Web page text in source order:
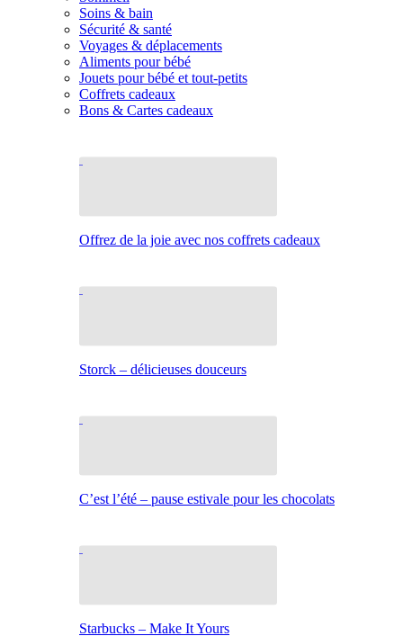
Soins & bain
Sécurité & santé
Voyages & déplacements
Aliments pour bébé
Jouets pour bébé et tout-petits
Coffrets cadeaux
Bons & Cartes cadeaux
Offrez de la joie avec nos coffrets cadeaux
Storck – délicieuses douceurs
C’est l’été – pause estivale pour les chocolats
Starbucks – Make It Yours